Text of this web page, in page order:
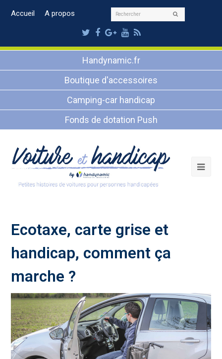
Accueil A propos Rechercher
Twitter
Facebook
Google
Plus
Youtube
RSS
Handynamic.fr
Boutique d'accessoires
Camping-car handicap
Fonds de dotation Push
Ecotaxe, carte grise et
handicap, comment ça
marche ?